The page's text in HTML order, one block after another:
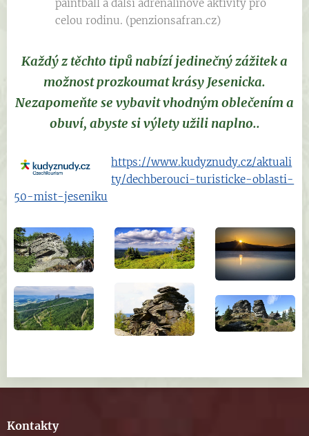
paintball a další adrenalinové aktivity pro
celou rodinu. (penzionsafran.cz)
Každý z těchto tipů nabízí jedinečný zážitek a
možnost prozkoumat krásy Jesenicka.
Nezapomeňte se vybavit vhodným oblečením a
obuví, abyste si výlety užili naplno..
https://www.kudyznudy.cz/aktuali
ty/dechberouci-turisticke-oblasti-
50-mist-jeseniku
Kontakty